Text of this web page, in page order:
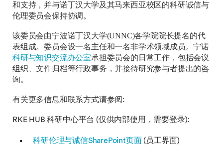
和支持，并与诺丁汉大学及其马来西亚校区的科研诚信与
伦理委员会保持协调。
该委员会由宁波诺丁汉大学(UNNC)各学院院长提名的代
表组成。委员会设一名主任和一名非学术领域成员。宁诺
科研与知识交流办公室承担委员会的日常工作，包括会议
组织、文件归档等行政事务，并接待研究参与者提出的咨
询。
有关更多信息和联系方式请参阅:
RKE HUB 科研中心平台 (仅供内部使用，需要登录):
科研伦理与诚信SharePoint页面 (员工界面)